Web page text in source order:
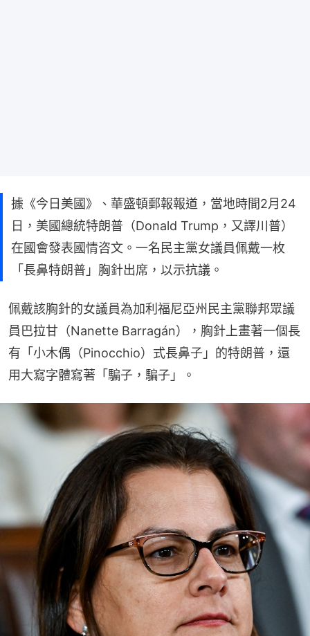
據《今日美國》、華盛頓郵報報道，當地時間2月24
日，美國總統特朗普（Donald Trump，又譯川普）
在國會發表國情咨文。一名民主黨女議員佩戴一枚
「長鼻特朗普」胸針出席，以示抗議。
佩戴該胸針的女議員為加利福尼亞州民主黨聯邦眾議
員巴拉甘（Nanette Barragán），胸針上畫著一個長
有「小木偶（Pinocchio）式長鼻子」的特朗普，還
用大寫字體寫著「騙子，騙子」。